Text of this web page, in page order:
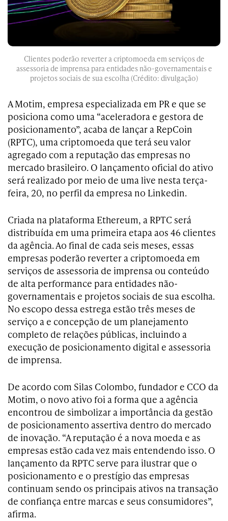
Clientes poderão reverter a criptomoeda em serviços de
assessoria de imprensa para entidades não-governamentais e
projetos sociais de sua escolha (Crédito: divulgação)
A Motim, empresa especializada em PR e que se
posiciona como uma “aceleradora e gestora de
posicionamento”, acaba de lançar a RepCoin
(RPTC), uma criptomoeda que terá seu valor
agregado com a reputação das empresas no
mercado brasileiro. O lançamento oficial do ativo
será realizado por meio de uma live nesta terça-
feira, 20, no perfil da empresa no Linkedin.
Criada na plataforma Ethereum, a RPTC será
distribuída em uma primeira etapa aos 46 clientes
da agência. Ao final de cada seis meses, essas
empresas poderão reverter a criptomoeda em
serviços de assessoria de imprensa ou conteúdo
de alta performance para entidades não-
governamentais e projetos sociais de sua escolha.
No escopo dessa estrega estão três meses de
serviço a e concepção de um planejamento
completo de relações públicas, incluindo a
execução de posicionamento digital e assessoria
de imprensa.
De acordo com Silas Colombo, fundador e CCO da
Motim, o novo ativo foi a forma que a agência
encontrou de simbolizar a importância da gestão
de posicionamento assertiva dentro do mercado
de inovação. “A reputação é a nova moeda e as
empresas estão cada vez mais entendendo isso. O
lançamento da RPTC serve para ilustrar que o
posicionamento e o prestígio das empresas
continuam sendo os principais ativos na transação
de confiança entre marcas e seus consumidores”,
afirma.